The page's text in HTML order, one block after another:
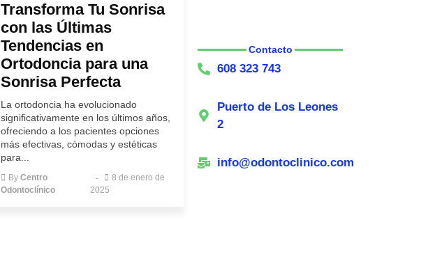
Transforma Tu Sonrisa
con las Últimas
Tendencias en
Ortodoncia para una
Sonrisa Perfecta
La ortodoncia ha evolucionado
significativamente en los últimos años,
ofreciendo a los pacientes opciones
más efectivas, cómodas y estéticas
para...
By Centro
Odontoclínico
8 de enero de
2025
Contacto
608 323 743
Puerto de Los Leones
2
info@odontoclinico.com